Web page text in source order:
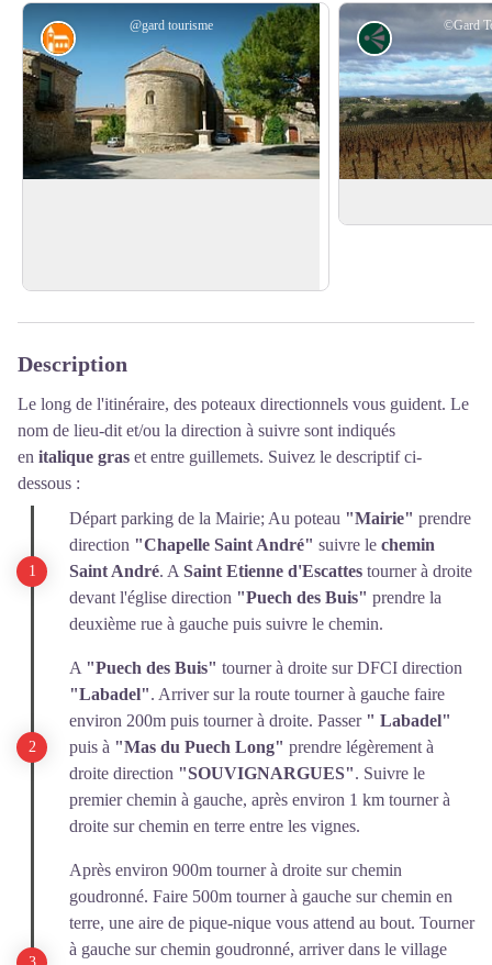
@gard tourisme
Religieux
©Gard
Point de vue
Description
Le long de l'itinéraire, des poteaux directionnels vous guident. Le
nom de lieu-dit et/ou la direction à suivre sont indiqués
en italique gras et entre guillemets. Suivez le descriptif ci-
dessous :
Départ parking de la Mairie; Au poteau "Mairie" prendre
direction "Chapelle Saint André" suivre le chemin
Saint André. A Saint Etienne d'Escattes tourner à droite
devant l'église direction "Puech des Buis" prendre la
deuxième rue à gauche puis suivre le chemin.
A "Puech des Buis" tourner à droite sur DFCI direction
"Labadel". Arriver sur la route tourner à gauche faire
environ 200m puis tourner à droite. Passer" Labadel"
puis à "Mas du Puech Long" prendre légèrement à
droite direction "SOUVIGNARGUES". Suivre le
premier chemin à gauche, après environ 1 km tourner à
droite sur chemin en terre entre les vignes.
Après environ 900m tourner à droite sur chemin
goudronné. Faire 500m tourner à gauche sur chemin en
terre, une aire de pique-nique vous attend au bout. Tourner
à gauche sur chemin goudronné, arriver dans le village